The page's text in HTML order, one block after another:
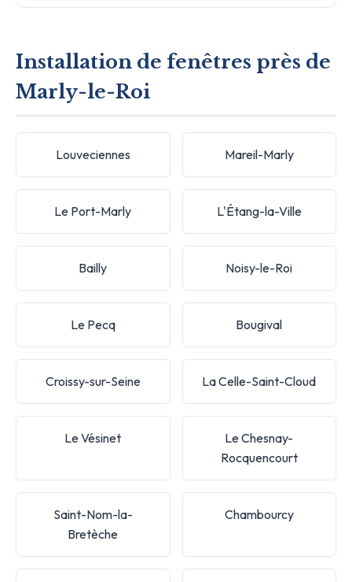
Installation de fenêtres près de
Marly-le-Roi
Louveciennes Mareil-Marly
Le Port-Marly L'Étang-la-Ville
Bailly Noisy-le-Roi
Le Pecq Bougival
Croissy-sur-Seine La Celle-Saint-Cloud
Le Vésinet
Le Chesnay-
Rocquencourt
Saint-Nom-la-
Bretèche
Chambourcy